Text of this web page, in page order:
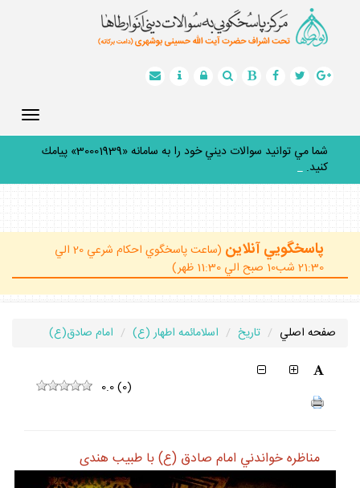
شما مي توانيد سوالات ديني خود را به سامانه «30001939» پيامك
كنيد. _
پاسخگويي آنلاين
(ساعت پاسخگوي احكام شرعي 20 الي
21:30 شب10 صبح الي 11:30 ظهر)
صفحه اصلي تاريخ اسلامائمه اطهار (ع) امام صادق(ع)
0.0(0)
مناظره خواندني امام صادق (ع) با طبيب هندى‏